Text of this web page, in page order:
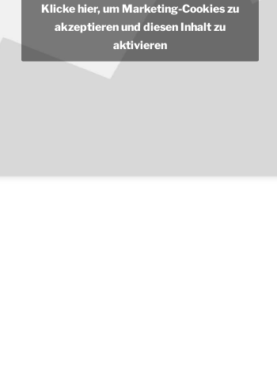
Klicke hier, um Marketing-Cookies zu
akzeptieren und diesen Inhalt zu
aktivieren